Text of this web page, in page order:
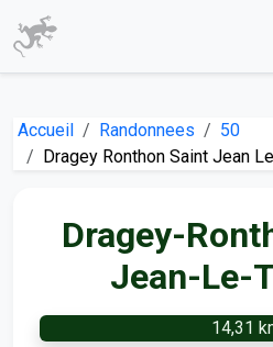
Accueil Randonnees
50
Dragey Ronthon Saint Jean
Dragey-
Jean-Le-
14,31